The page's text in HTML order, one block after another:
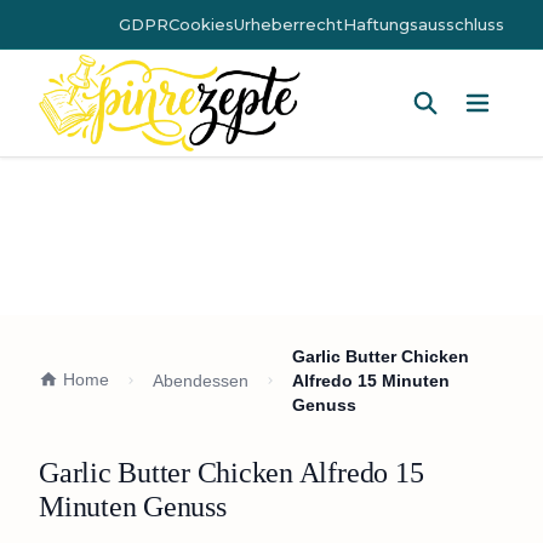
GDPRCookiesUrheberrechtHaftungsausschluss
Home Abendessen
Garlic Butter Chicken
Alfredo 15 Minuten
Genuss
Garlic Butter Chicken Alfredo 15
Minuten Genuss